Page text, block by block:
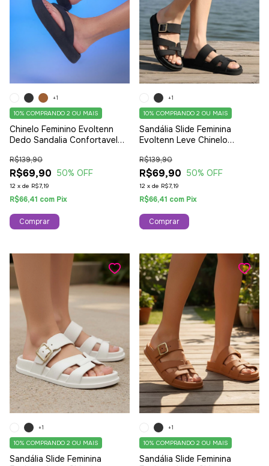
Chinelo Feminino Evoltenn
Dedo Sandalia Confortavel
R$69,90
R$139,90
50% OFF
12 x de R$7,19
10% COMPRANDO 2 OU MAIS
R$66,41 com Pix
+1
Comprar
Sandália Slide Feminina
Evoltenn Leve Chinelo
R$69,90
R$139,90
50% OFF
12 x de R$7,19
10% COMPRANDO 2 OU MAIS
R$66,41 com Pix
+1
Comprar
Sandália Slide Feminina
10% COMPRANDO 2 OU MAIS
+1
Sandália Slide Feminina
10% COMPRANDO 2 OU MAIS
+1